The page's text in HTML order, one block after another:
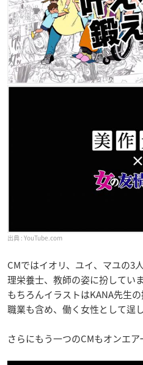
YouTube.com
CMではイオリ、ユイ、マユの3
理栄養士、教師の姿に扮していま
もちろんイラストはKANA先生の
職業も含め、働く女性として逞
さらにもう一つのCMもオンエア